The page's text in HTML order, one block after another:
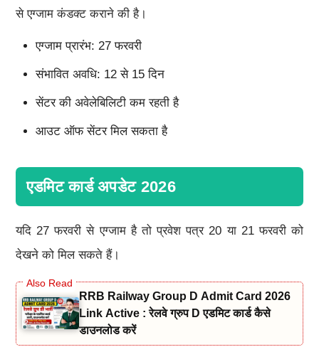
से एग्जाम कंडक्ट कराने की है।
एग्जाम प्रारंभ: 27 फरवरी
संभावित अवधि: 12 से 15 दिन
सेंटर की अवेलेबिलिटी कम रहती है
आउट ऑफ सेंटर मिल सकता है
एडमिट कार्ड अपडेट 2026
यदि 27 फरवरी से एग्जाम है तो प्रवेश पत्र 20 या 21 फरवरी को
देखने को मिल सकते हैं।
RRB Railway Group D Admit Card 2026
Link Active : रेलवे ग्रुप D एडमिट कार्ड कैसे
डाउनलोड करें